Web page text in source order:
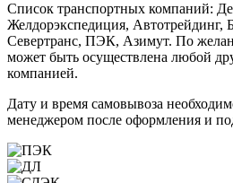
Список транспортных компаний:
Желдорэкспедиция, Автотрейдинг,
Севертранс, ПЭК, Азимут. По
может быть осуществлена любой
компанией.
Дату и время самовывоза
менеджером после оформления и